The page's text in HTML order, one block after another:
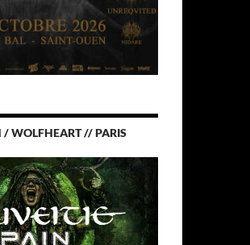
/ WOLFHEART // PARIS